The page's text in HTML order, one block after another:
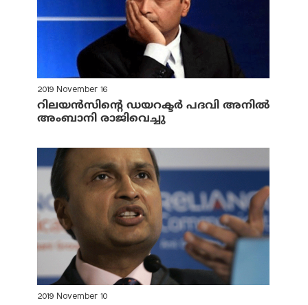
2019 November 16
റിലയന്‍സിന്റെ ഡയറക്ടര്‍ പദവി അനില്‍
അംബാനി രാജിവെച്ചു
2019 November 10